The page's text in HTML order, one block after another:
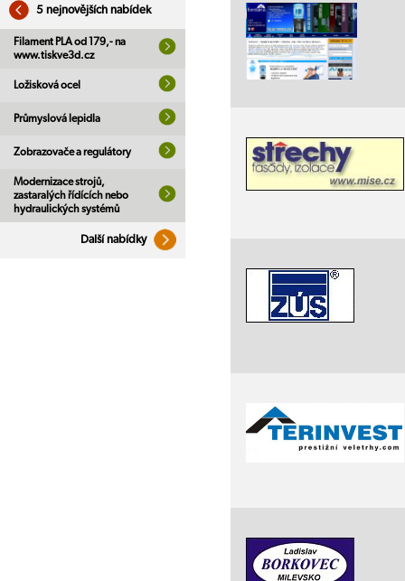
5 nejnovějších nabídek
Filament PLA od 179,- na
www.tiskve3d.cz
Ložisková ocel
Průmyslová lepidla
Zobrazovače a regulátory
Modernizace strojů,
zastaralých řídících nebo
hydraulických systémů
Další nabídky